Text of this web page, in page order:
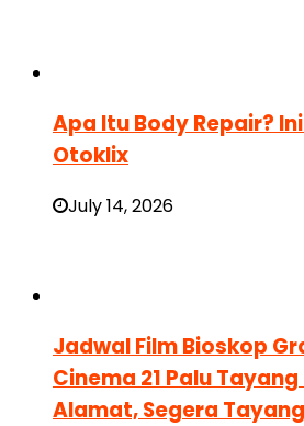
Apa Itu Body Repair?
Otoklix
July 14, 2026
Jadwal Film Bioskop
Cinema 21 Palu Tayang
Alamat, Segera